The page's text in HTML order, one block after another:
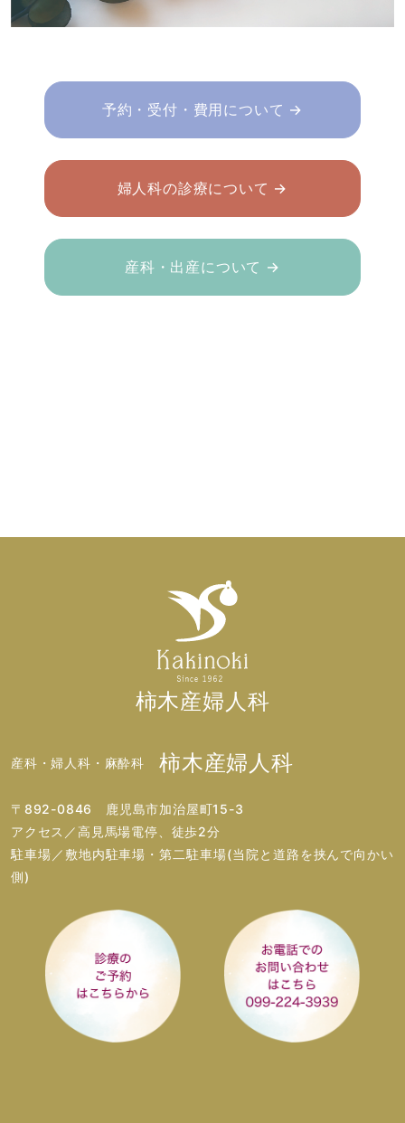
予約・受付・費用について →
婦人科の診療について →
産科・出産について →
柿木産婦人科
産科・婦人科・麻酔科 柿木産婦人科
〒892-0846 鹿児島市加治屋町15-3
アクセス／高見馬場電停、徒歩2分
駐車場／敷地内駐車場・第二駐車場(当院と道路を挟んで向かい
側)